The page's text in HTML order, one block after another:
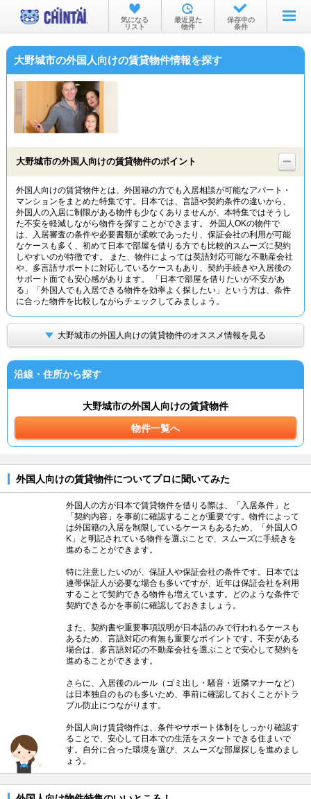
お部屋を探す
沿線・駅から
物件特集から
TOP
気になる
リスト
最近見た
物件
保存中の
条件
大野城市の外国人向けの賃貸物件情報を探す
大野城市の外国人向けの賃貸物件のポイント
外国人向けの賃貸物件とは、外国籍の方でも入居相談が可能なアパート・
マンションをまとめた特集です。日本では、言語や契約条件の違いから、
外国人の入居に制限がある物件も少なくありませんが、本特集ではそうし
た不安を軽減しながら物件を探すことができます。 外国人OKの物件で
は、入居審査の条件や必要書類が柔軟であったり、保証会社の利用が可能
なケースも多く、初めて日本で部屋を借りる方でも比較的スムーズに契約
しやすいのが特徴です。 また、物件によっては英語対応可能な不動産会社
や、多言語サポートに対応しているケースもあり、契約手続きや入居後の
サポート面でも安心感があります。 「日本で部屋を借りたいが不安があ
る」「外国人でも入居できる物件を効率よく探したい」という方は、条件
に合った物件を比較しながらチェックしてみましょう。
大野城市の外国人向けの賃貸物件のオススメ情報を見る
沿線・住所から探す
大野城市の外国人向けの賃貸物件
物件一覧へ
外国人向けの賃貸物件についてプロに聞いてみた
外国人の方が日本で賃貸物件を借りる際は、「入居条件」と
「契約内容」を事前に確認することが重要です。物件によって
は外国籍の入居を制限しているケースもあるため、「外国人O
K」と明記されている物件を選ぶことで、スムーズに手続きを
進めることができます。
特に注意したいのが、保証人や保証会社の条件です。日本では
連帯保証人が必要な場合も多いですが、近年は保証会社を利用
することで契約できる物件も増えています。どのような条件で
契約できるかを事前に確認しておきましょう。
また、契約書や重要事項説明が日本語のみで行われるケースも
あるため、言語対応の有無も重要なポイントです。不安がある
場合は、多言語対応の不動産会社を選ぶことで安心して契約を
進めることができます。
さらに、入居後のルール（ゴミ出し・騒音・近隣マナーなど）
は日本独自のものも多いため、事前に確認しておくことがトラ
ブル防止につながります。
外国人向け賃貸物件は、条件やサポート体制をしっかり確認す
ることで、安心して日本での生活をスタートできる住まいで
す。自分に合った環境を選び、スムーズな部屋探しを進めまし
ょう。